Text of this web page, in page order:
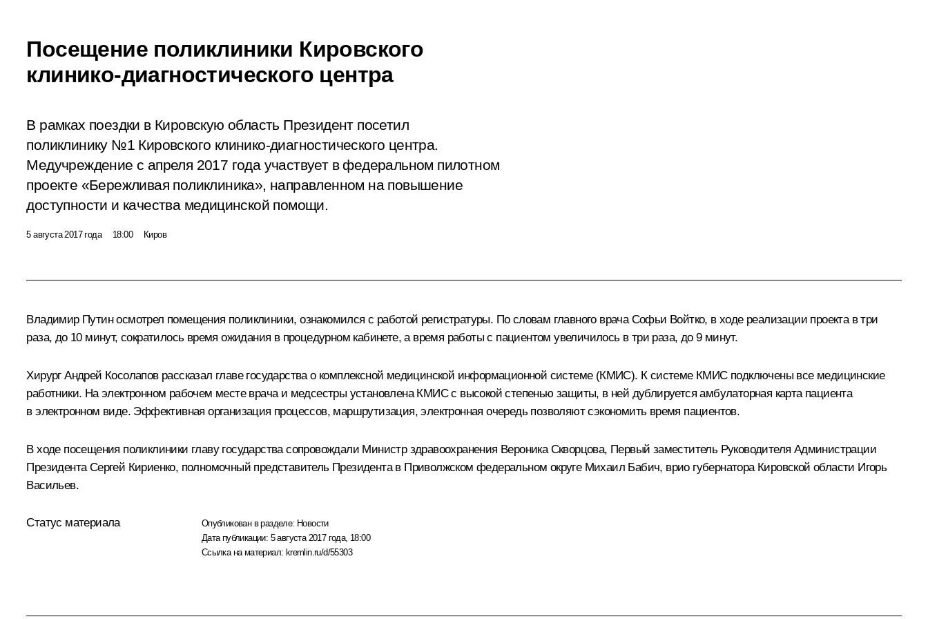
Посещение поликлиники Кировского
клинико-диагностического центра
В рамках поездки в Кировскую область Президент посетил
поликлинику №1 Кировского клинико-диагностического центра.
Медучреждение с апреля 2017 года участвует в федеральном пилотном
проекте «Бережливая поликлиника», направленном на повышение
доступности и качества медицинской помощи.
5 августа 2017 года 18:00 Киров
Владимир Путин осмотрел помещения поликлиники, ознакомился с работой регистратуры. По словам главного врача Софьи Войтко, в ходе реализации проекта в три
раза, до 10 минут, сократилось время ожидания в процедурном кабинете, а время работы с пациентом увеличилось в три раза, до 9 минут.
Хирург Андрей Косолапов рассказал главе государства о комплексной медицинской информационной системе (КМИС). К системе КМИС подключены все медицинские
работники. На электронном рабочем месте врача и медсестры установлена КМИС с высокой степенью защиты, в ней дублируется амбулаторная карта пациента
в электронном виде. Эффективная организация процессов, маршрутизация, электронная очередь позволяют сэкономить время пациентов.
В ходе посещения поликлиники главу государства сопровождали Министр здравоохранения Вероника Скворцова, Первый заместитель Руководителя Администрации
Президента Сергей Кириенко, полномочный представитель Президента в Приволжском федеральном округе Михаил Бабич, врио губернатора Кировской области Игорь
Васильев.
Статус материала Опубликован в разделе: Новости
Дата публикации: 5 августа 2017 года, 18:00
Ссылка на материал: kremlin.ru/d/55303